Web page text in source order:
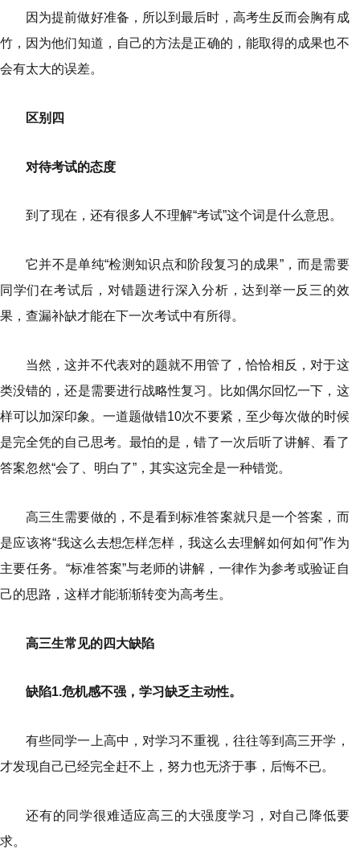
因为提前做好准备，所以到最后时，高考生反而会胸有成
竹，因为他们知道，自己的方法是正确的，能取得的成果也不
会有太大的误差。
区别四
对待考试的态度
到了现在，还有很多人不理解“考试”这个词是什么意思。
它并不是单纯“检测知识点和阶段复习的成果”，而是需要
同学们在考试后，对错题进行深入分析，达到举一反三的效
果，查漏补缺才能在下一次考试中有所得。
当然，这并不代表对的题就不用管了，恰恰相反，对于这
类没错的，还是需要进行战略性复习。比如偶尔回忆一下，这
样可以加深印象。一道题做错10次不要紧，至少每次做的时候
是完全凭的自己思考。最怕的是，错了一次后听了讲解、看了
答案忽然“会了、明白了”，其实这完全是一种错觉。
高三生需要做的，不是看到标准答案就只是一个答案，而
是应该将“我这么去想怎样怎样，我这么去理解如何如何”作为
主要任务。“标准答案”与老师的讲解，一律作为参考或验证自
己的思路，这样才能渐渐转变为高考生。
高三生常见的四大缺陷
缺陷1.危机感不强，学习缺乏主动性。
有些同学一上高中，对学习不重视，往往等到高三开学，
才发现自己已经完全赶不上，努力也无济于事，后悔不已。
还有的同学很难适应高三的大强度学习，对自己降低要
求。